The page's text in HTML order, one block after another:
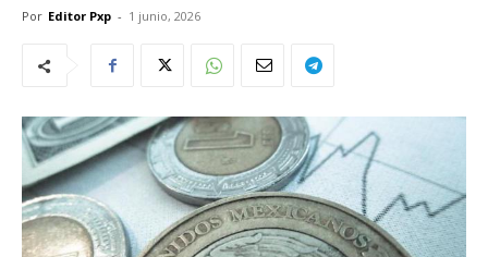
Por Editor Pxp - 1 junio, 2026